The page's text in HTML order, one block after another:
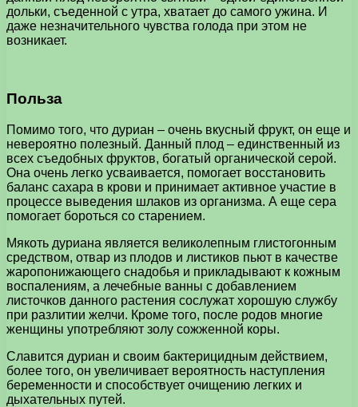
дольки, съеденной с утра, хватает до самого ужина. И
даже незначительного чувства голода при этом не
возникает.
Польза
Помимо того, что дуриан – очень вкусный фрукт, он еще и
невероятно полезный. Данный плод – единственный из
всех съедобных фруктов, богатый органической серой.
Она очень легко усваивается, помогает восстановить
баланс сахара в крови и принимает активное участие в
процессе выведения шлаков из организма. А еще сера
помогает бороться со старением.
Мякоть дуриана является великолепным глистогонным
средством, отвар из плодов и листиков пьют в качестве
жаропонижающего снадобья и прикладывают к кожным
воспалениям, а лечебные ванны с добавлением
листочков данного растения сослужат хорошую службу
при разлитии желчи. Кроме того, после родов многие
женщины употребляют золу сожженной коры.
Славится дуриан и своим бактерицидным действием,
более того, он увеличивает вероятность наступления
беременности и способствует очищению легких и
дыхательных путей.